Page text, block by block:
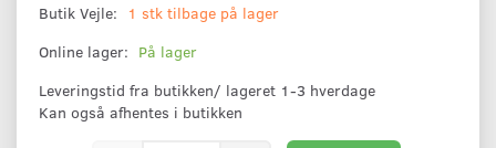
Butik Vejle:
1 stk tilbage på lager
Online lager: På lager
Leveringstid fra butikken/ lageret 1-3 hverdage
Kan også afhentes i butikken